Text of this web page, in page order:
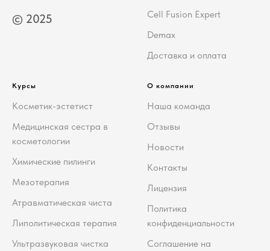
© 2025
Cell Fusion Expert
Demax
Доставка и оплата
Курсы
Косметик-эстетист
Медицинская сестра в
косметологии
Химические пилинги
Мезотерапия
Атравматическая чиста
Липолитическая терапия
Ультразвуковая чистка
О компании
Наша команда
Отзывы
Новости
Контакты
Лицензия
Политика
конфиденциальности
Соглашение на